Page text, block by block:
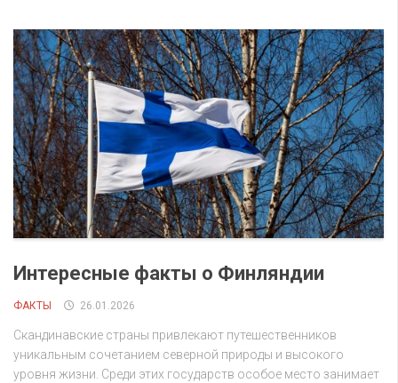
Интересные факты о Финляндии
ФАКТЫ 26.01.2026
Скандинавские страны привлекают путешественников
уникальным сочетанием северной природы и высокого
уровня жизни. Среди этих государств особое место занимает